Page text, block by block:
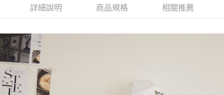
詳細說明 商品規格 相關推薦